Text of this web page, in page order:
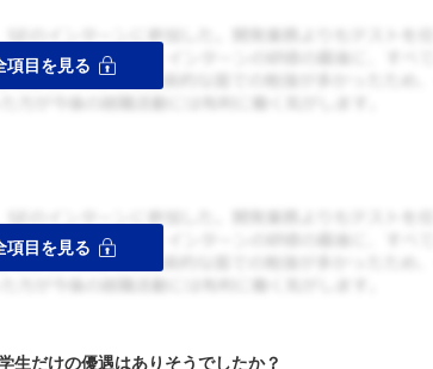
生だけの優遇はありそうでしたか？